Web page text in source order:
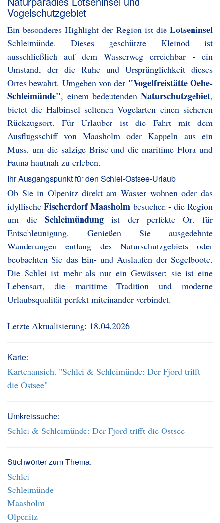
Vogelschutzgebiet
Ein besonderes Highlight der Region ist die Lotseninsel
Schleimünde. Dieses geschützte Kleinod ist
ausschließlich auf dem Wasserweg erreichbar - ein
Umstand, der die Ruhe und Ursprünglichkeit dieses
Ortes bewahrt. Umgeben von der "Vogelfreistätte Oehe-
Schleimünde", einem bedeutenden Naturschutzgebiet,
bietet die Halbinsel seltenen Vogelarten einen sicheren
Rückzugsort. Für Urlauber ist die Fahrt mit dem
Ausflugsschiff von Maasholm oder Kappeln aus ein
Muss, um die salzige Brise und die maritime Flora und
Fauna hautnah zu erleben.
Ihr Ausgangspunkt für den Schlei-Ostsee-Urlaub
Ob Sie in Olpenitz direkt am Wasser wohnen oder das
idyllischeFischerdorf Maasholm besuchen - die Region
um dieSchleimündung ist der perfekte Ort für
Entschleunigung. Genießen Sie ausgedehnte
Wanderungen entlang des Naturschutzgebiets oder
beobachten Sie das Ein- und Auslaufen der Segelboote.
Die Schlei ist mehr als nur ein Gewässer; sie ist eine
Lebensart, die maritime Tradition und moderne
Urlaubsqualität perfekt miteinander verbindet.
Letzte Aktualisierung: 18.04.2026
Karte:
Kartenansicht "Schlei & Schleimünde: Der Fjord trifft
die Ostsee"
Umkreissuche:
Schlei & Schleimünde: Der Fjord trifft die Ostsee
Stichwörter zum Thema:
Schlei
Schleimünde
Maasholm
Olpenitz